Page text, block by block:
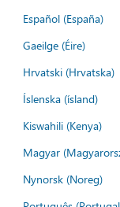
Español (España)
Gaeilge (Éire)
Hrvatski (Hrvatska)
Íslenska (ísland)
Kiswahili (Kenya)
Magyar
Nynorsk (Noreg)